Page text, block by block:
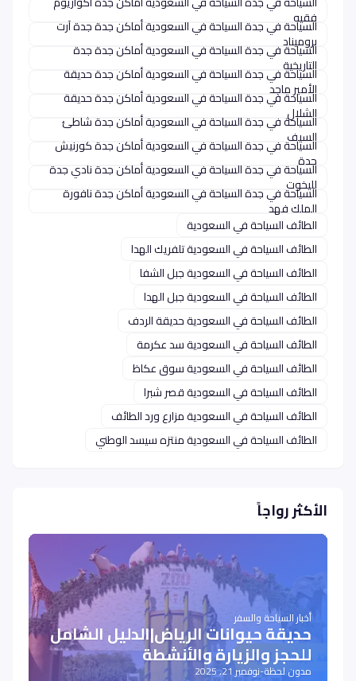
فقيه
السياحة في جدة السياحة في السعودية أماكن جدة جدة آرت
بروميناد
السياحة في جدة السياحة في السعودية أماكن جدة جدة
التاريخية
السياحة في جدة السياحة في السعودية أماكن جدة حديقة
الأمير ماجد
السياحة في جدة السياحة في السعودية أماكن جدة حديقة
الشلال
السياحة في جدة السياحة في السعودية أماكن جدة شاطئ
السيف
السياحة في جدة السياحة في السعودية أماكن جدة كورنيش
جدة
السياحة في جدة السياحة في السعودية أماكن جدة نادي جدة
لليخوت
السياحة في جدة السياحة في السعودية أماكن جدة نافورة
الملك فهد
الطائف السياحة في السعودية
الطائف السياحة في السعودية تلفريك الهدا
الطائف السياحة في السعودية جبل الشفا
الطائف السياحة في السعودية جبل الهدا
الطائف السياحة في السعودية حديقة الردف
الطائف السياحة في السعودية سد عكرمة
الطائف السياحة في السعودية سوق عكاظ
الطائف السياحة في السعودية قصر شبرا
الطائف السياحة في السعودية مزارع ورد الطائف
الطائف السياحة في السعودية منتزه سيسد الوطني
الأكثر رواجاً
أخبار السياحة والسفر
حديقة حيوانات الرياض|الدليل الشامل
للحجز والزيارة والأنشطة
مدون لحظة-نوفمبر 21, 2025